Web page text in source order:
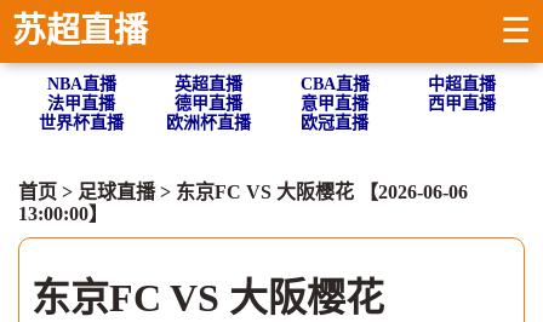
苏超直播 ☰
NBA直播 英超直播 CBA直播
中超直播
法甲直播
德甲直播 意甲直播
西甲直播
世界杯直播
欧洲杯直播 欧冠直播
首页 > 足球直播> 东京FC VS 大阪樱花 【2026-06-06
13:00:00】
东京FC VS 大阪樱花